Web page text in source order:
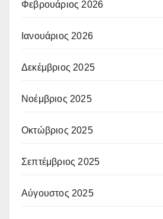
Φεβρουάριος 2026
Ιανουάριος 2026
Δεκέμβριος 2025
Νοέμβριος 2025
Οκτώβριος 2025
Σεπτέμβριος 2025
Αύγουστος 2025